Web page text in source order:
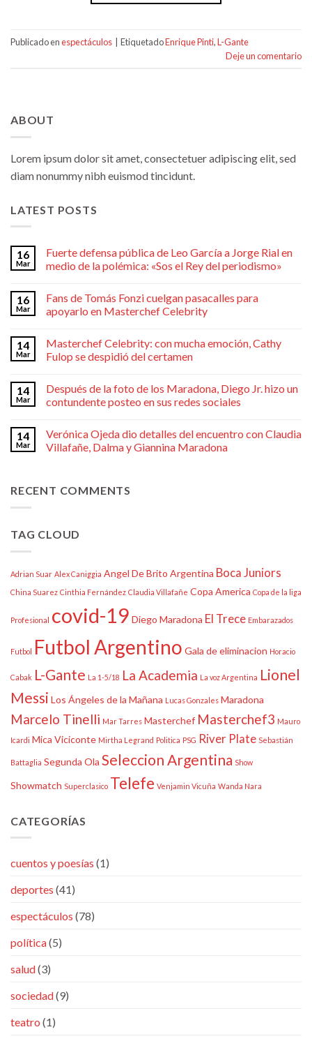
Publicado enespectáculos EtiquetadoEnrique Pinti,L-Gante
Deje un comentario
ABOUT
Lorem ipsum dolor sit amet, consectetuer adipiscing elit, sed
diam nonummy nibh euismod tincidunt.
LATEST POSTS
16
Mar
Fuerte defensa pública de Leo García a Jorge Rial en
medio de la polémica: «Sos el Rey del periodismo»
16
Mar
Fans de Tomás Fonzi cuelgan pasacalles para
apoyarlo en Masterchef Celebrity
14
Mar
Masterchef Celebrity: con mucha emoción, Cathy
Fulop se despidió del certamen
14
Mar
Después de la foto de los Maradona, Diego Jr. hizo un
contundente posteo en sus redes sociales
14
Mar
Verónica Ojeda dio detalles del encuentro con Claudia
Villafañe, Dalma y Giannina Maradona
RECENT COMMENTS
TAG CLOUD
Adrian Suar Alex Caniggia Angel De Brito Argentina Boca Juniors
China Suarez Cinthia Fernández Claudia Villafañe Copa America Copa de la liga
Profesional covid-19 Diego Maradona El Trece Embarazados
Futbol Futbol Argentino Gala de eliminacion Horacio
Cabak L-Gante La 1-5/18 La Academia La voz Argentina Lionel
Messi Los Ángeles de la Mañana Lucas Gonzales Maradona
Marcelo Tinelli Mar Tarres Masterchef Masterchef3 Mauro
Icardi Mica Viciconte Mirtha Legrand Politica PSG River Plate Sebastián
Battaglia Segunda Ola Seleccion Argentina Show
Showmatch Superclasico Telefe Venjamin Vicuña Wanda Nara
CATEGORÍAS
cuentos y poesías (1)
deportes (41)
espectáculos (78)
política(5)
salud(3)
sociedad(9)
teatro (1)